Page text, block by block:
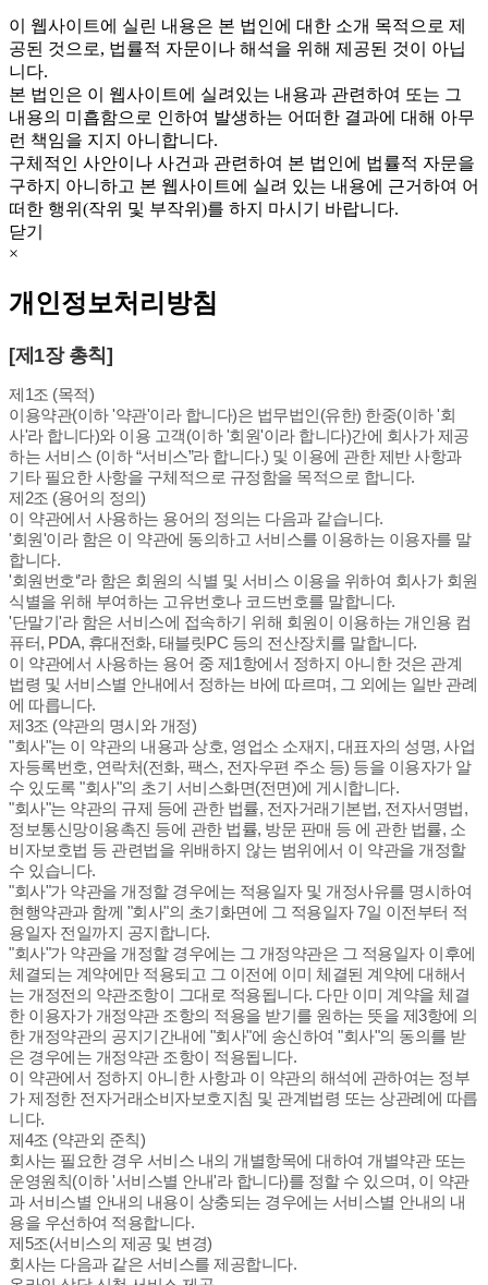
이 웹사이트에 실린 내용은 본 법인에 대한 소개 목적으로 제
공된 것으로, 법률적 자문이나 해석을 위해 제공된 것이 아닙
니다.
본 법인은 이 웹사이트에 실려있는 내용과 관련하여 또는 그
내용의 미흡함으로 인하여 발생하는 어떠한 결과에 대해 아무
런 책임을 지지 아니합니다.
구체적인 사안이나 사건과 관련하여 본 법인에 법률적 자문을
구하지 아니하고 본 웹사이트에 실려 있는 내용에 근거하여 어
떠한 행위(작위 및 부작위)를 하지 마시기 바랍니다.
닫기
×
개인정보처리방침
[제1장 총칙]
제1조 (목적)
이용약관(이하 '약관'이라 합니다)은 법무법인(유한) 한중(이하 '회
사'라 합니다)와 이용 고객(이하 '회원'이라 합니다)간에 회사가 제공
하는 서비스 (이하 “서비스”라 합니다.) 및 이용에 관한 제반 사항과
기타 필요한 사항을 구체적으로 규정함을 목적으로 합니다.
제2조 (용어의 정의)
이 약관에서 사용하는 용어의 정의는 다음과 같습니다.
'회원'이라 함은 이 약관에 동의하고 서비스를 이용하는 이용자를 말
합니다.
'회원번호‘’라 함은 회원의 식별 및 서비스 이용을 위하여 회사가 회원
식별을 위해 부여하는 고유번호나 코드번호를 말합니다.
'단말기'라 함은 서비스에 접속하기 위해 회원이 이용하는 개인용 컴
퓨터, PDA, 휴대전화, 태블릿PC 등의 전산장치를 말합니다.
이 약관에서 사용하는 용어 중 제1항에서 정하지 아니한 것은 관계
법령 및 서비스별 안내에서 정하는 바에 따르며, 그 외에는 일반 관례
에 따릅니다.
제3조 (약관의 명시와 개정)
"회사"는 이 약관의 내용과 상호, 영업소 소재지, 대표자의 성명, 사업
자등록번호, 연락처(전화, 팩스, 전자우편 주소 등) 등을 이용자가 알
수 있도록 "회사"의 초기 서비스화면(전면)에 게시합니다.
"회사"는 약관의 규제 등에 관한 법률, 전자거래기본법, 전자서명법,
정보통신망이용촉진 등에 관한 법률, 방문 판매 등 에 관한 법률, 소
비자보호법 등 관련법을 위배하지 않는 범위에서 이 약관을 개정할
수 있습니다.
"회사"가 약관을 개정할 경우에는 적용일자 및 개정사유를 명시하여
현행약관과 함께 "회사"의 초기화면에 그 적용일자 7일 이전부터 적
용일자 전일까지 공지합니다.
"회사"가 약관을 개정할 경우에는 그 개정약관은 그 적용일자 이후에
체결되는 계약에만 적용되고 그 이전에 이미 체결된 계약에 대해서
는 개정전의 약관조항이 그대로 적용됩니다. 다만 이미 계약을 체결
한 이용자가 개정약관 조항의 적용을 받기를 원하는 뜻을 제3항에 의
한 개정약관의 공지기간내에 "회사"에 송신하여 "회사"의 동의를 받
은 경우에는 개정약관 조항이 적용됩니다.
이 약관에서 정하지 아니한 사항과 이 약관의 해석에 관하여는 정부
가 제정한 전자거래소비자보호지침 및 관계법령 또는 상관례에 따릅
니다.
제4조 (약관외 준칙)
회사는 필요한 경우 서비스 내의 개별항목에 대하여 개별약관 또는
운영원칙(이하 '서비스별 안내'라 합니다)를 정할 수 있으며, 이 약관
과 서비스별 안내의 내용이 상충되는 경우에는 서비스별 안내의 내
용을 우선하여 적용합니다.
제5조(서비스의 제공 및 변경)
회사는 다음과 같은 서비스를 제공합니다.